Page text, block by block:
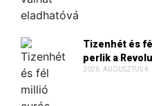
Tizenhét és
perlik a
2026. AUGUSZTUS 4.